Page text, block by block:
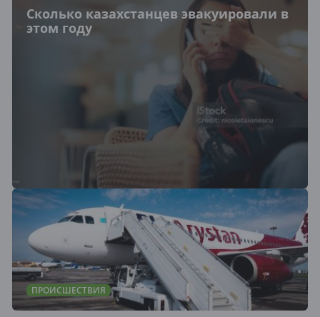
Сколько казахстанцев эвакуировали в
этом году
ПРОИСШЕСТВИЯ